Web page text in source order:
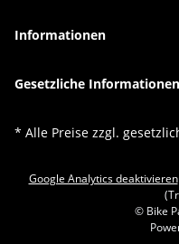
Informationen
Gesetzliche Informationen
* Alle Preise zzgl.
Google Analytics deaktivieren
© Bike